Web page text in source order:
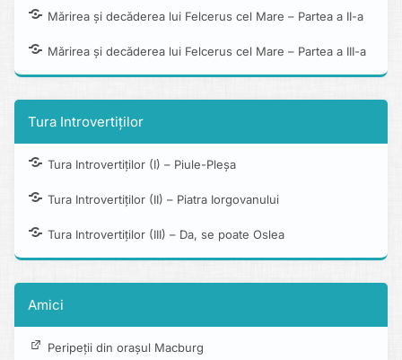
Mărirea și decăderea lui Felcerus cel Mare – Partea a II-a
Mărirea și decăderea lui Felcerus cel Mare – Partea a III-a
Tura Introvertiților
Tura Introvertiților (I) – Piule-Pleșa
Tura Introvertiților (II) – Piatra Iorgovanului
Tura Introvertiților (III) – Da, se poate Oslea
Amici
Peripeții din orașul Macburg